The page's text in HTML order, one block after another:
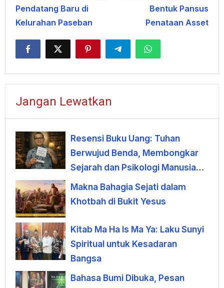
Pendatang Baru di
Kelurahan Paseban
Bentuk Pansus
Penataan Asset
Jangan Lewatkan
Resensi Buku Uang: Tuhan
Berwujud Benda, Membongkar
Sejarah dan Psikologi Manusia
terhadap Uang
Makna Bahagia Sejati dalam
Khotbah di Bukit Yesus
Kitab Ma Ha Is Ma Ya: Laku Sunyi
Spiritual untuk Kesadaran
Bangsa
Bahasa Bumi Dibuka, Pesan